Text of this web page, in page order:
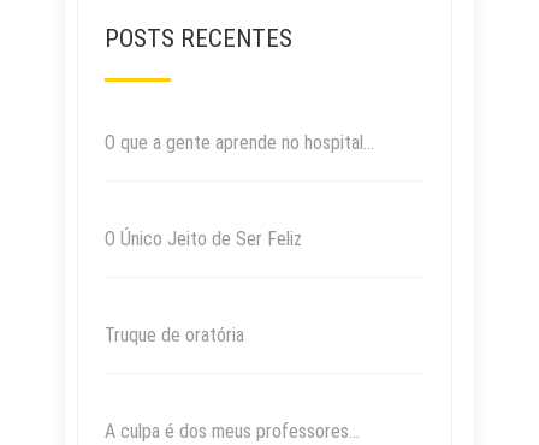
POSTS RECENTES
O que a gente aprende no hospital…
O Único Jeito de Ser Feliz
Truque de oratória
A culpa é dos meus professores…